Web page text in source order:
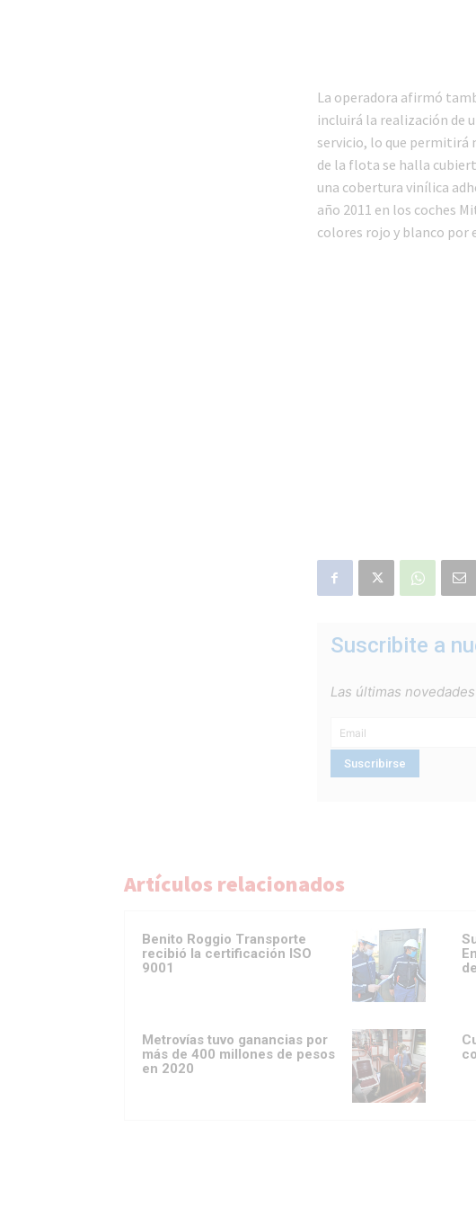
La operadora afirmó
incluirá la realización de
servicio, lo que permitirá
de la flota se halla
una cobertura vinílica
año 2011 en los coches
colores rojo y blanco por
Suscribite a
Las últimas
Artículos relacionados
Benito Roggio Transporte
recibió la certificación ISO
9001
Metrovías tuvo ganancias por
más de 400 millones de pesos
en 2020